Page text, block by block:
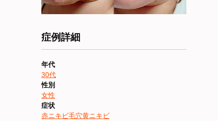
症例詳細
年代
30代
性別
女性
症状
赤ニキビ毛穴黄ニキビ